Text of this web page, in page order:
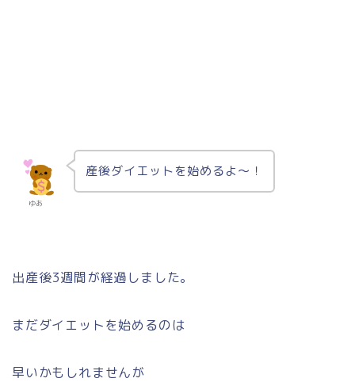
ゆあ
産後ダイエットを始めるよ〜！
出産後3週間が経過しました。
まだダイエットを始めるのは
早いかもしれませんが